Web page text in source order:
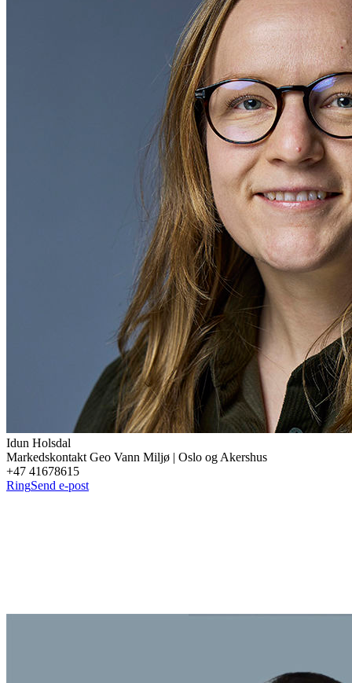
Idun Holsdal
Markedskontakt Geo Vann Miljø | Oslo og Akershus
+47 41678615
RingSend e-post